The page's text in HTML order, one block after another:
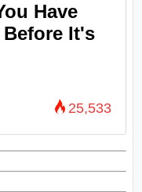
Have
Before It's
25,533